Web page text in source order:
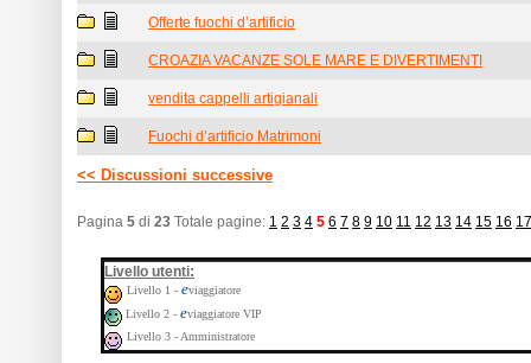
Offerte fuochi d’artificio
CROAZIA VACANZE SOLE MARE E DIVERTIMENTI
vendita cappelli artigianali
Fuochi d’artificio Matrimoni
<< Discussioni successive
Pagina 5 di 23 Totale pagine: 1 2 3 4 5 6 7 8 9 10 11 12 13 14 15 16 17
Livello utenti:
Livello 1 - eviaggiatore
Livello 2 - eviaggiatore VIP
Livello 3 - Amministratore